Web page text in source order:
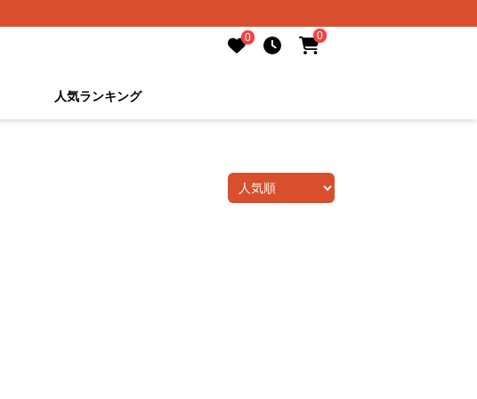
0 0
人気ランキング